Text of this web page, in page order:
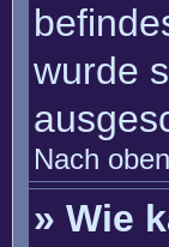
wurde
Nach oben
» Wie